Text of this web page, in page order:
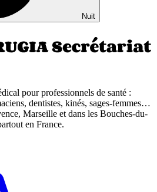
Nuit
pour professionnels de santé :
dentistes, kinés, sages-femmes…
Marseille et dans les Bouches-du-
en France.